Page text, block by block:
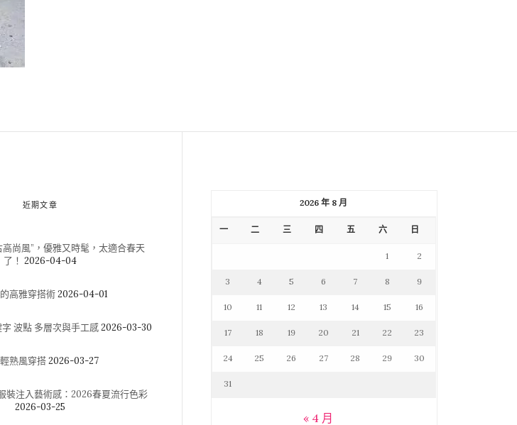
近期文章
高尚風”，優雅又時髦，太適合春天
了！ 2026-04-04
高雅穿搭術2026-04-01
波點 多層次與手工感2026-03-30
熟風穿搭2026-03-27
裝注入藝術感：2026春夏流行色彩
2026-03-25
2026 年 8 月
一 二 三 四 五 六 日
1 2
3 4 5 6 7 8 9
10 11 12 13 14 15 16
17 18 19 20 21 22 23
24 25 26 27 28 29 30
31
« 4 月